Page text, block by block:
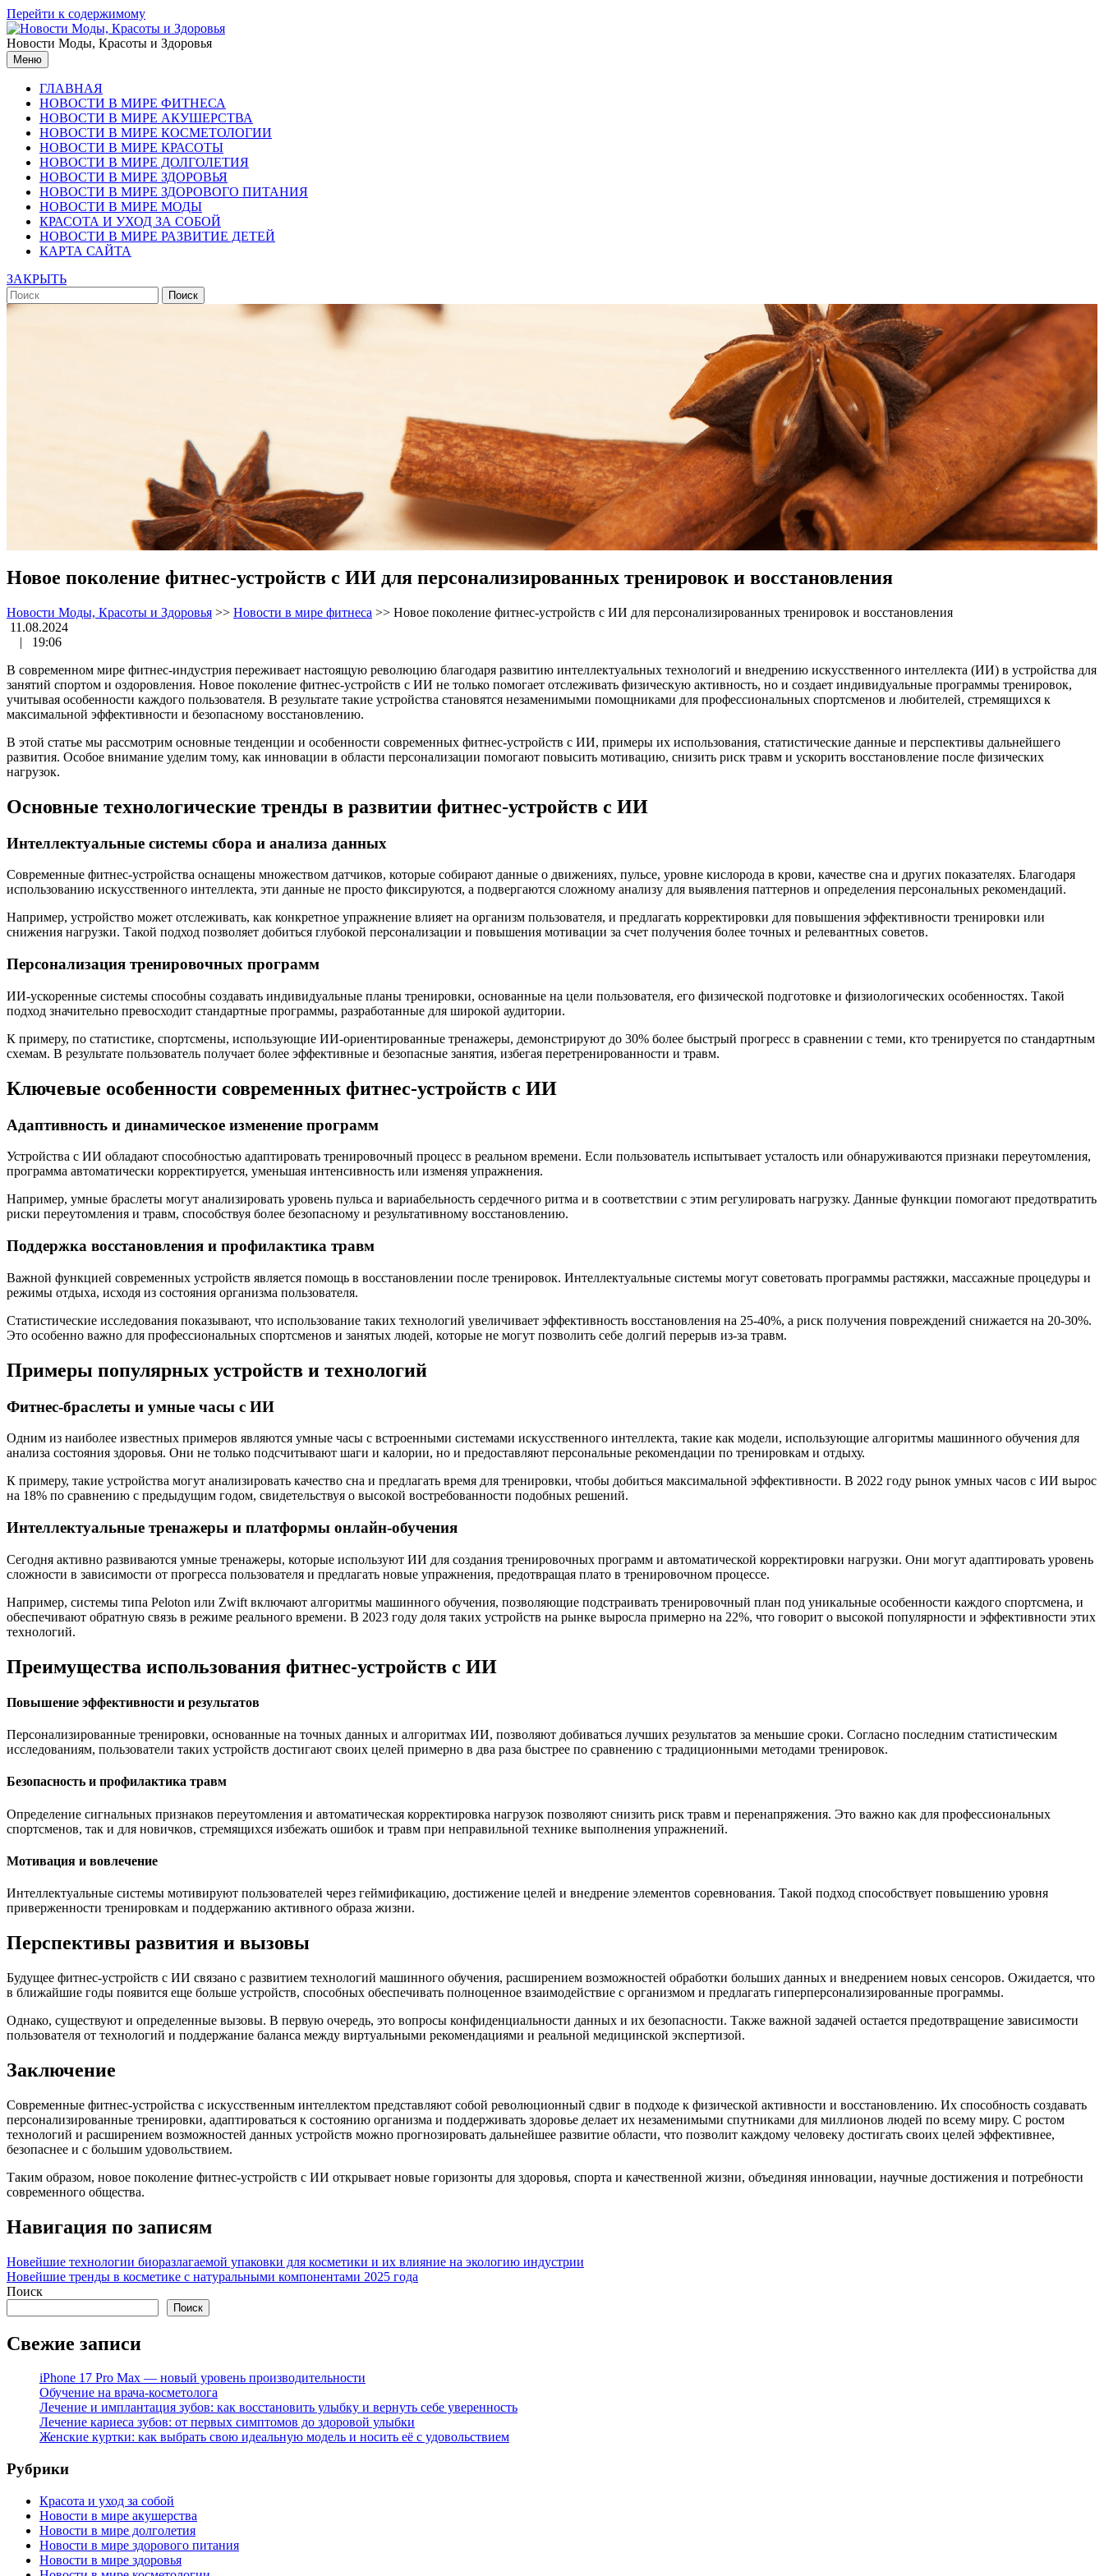
Перейти к содержимому
Новости Моды, Красоты и Здоровья
Меню
ГЛАВНАЯ
НОВОСТИ В МИРЕ ФИТНЕСА
НОВОСТИ В МИРЕ АКУШЕРСТВА
НОВОСТИ В МИРЕ КОСМЕТОЛОГИИ
НОВОСТИ В МИРЕ КРАСОТЫ
НОВОСТИ В МИРЕ ДОЛГОЛЕТИЯ
НОВОСТИ В МИРЕ ЗДОРОВЬЯ
НОВОСТИ В МИРЕ ЗДОРОВОГО ПИТАНИЯ
НОВОСТИ В МИРЕ МОДЫ
КРАСОТА И УХОД ЗА СОБОЙ
НОВОСТИ В МИРЕ РАЗВИТИЕ ДЕТЕЙ
КАРТА САЙТА
ЗАКРЫТЬ
Новое поколение фитнес-устройств с ИИ для персонализированных тренировок и восстановления
Новости Моды, Красоты и Здоровья >> Новости в мире фитнеса >> Новое поколение фитнес-устройств с ИИ для персонализированных тренировок и восстановления
11.08.2024
|
19:06
В современном мире фитнес-индустрия переживает настоящую революцию благодаря развитию интеллектуальных технологий и внедрению искусственного интеллекта (ИИ) в устройства для
занятий спортом и оздоровления. Новое поколение фитнес-устройств с ИИ не только помогает отслеживать физическую активность, но и создает индивидуальные программы тренировок,
учитывая особенности каждого пользователя. В результате такие устройства становятся незаменимыми помощниками для профессиональных спортсменов и любителей, стремящихся к
максимальной эффективности и безопасному восстановлению.
В этой статье мы рассмотрим основные тенденции и особенности современных фитнес-устройств с ИИ, примеры их использования, статистические данные и перспективы дальнейшего
развития. Особое внимание уделим тому, как инновации в области персонализации помогают повысить мотивацию, снизить риск травм и ускорить восстановление после физических
нагрузок.
Основные технологические тренды в развитии фитнес-устройств с ИИ
Интеллектуальные системы сбора и анализа данных
Современные фитнес-устройства оснащены множеством датчиков, которые собирают данные о движениях, пульсе, уровне кислорода в крови, качестве сна и других показателях. Благодаря
использованию искусственного интеллекта, эти данные не просто фиксируются, а подвергаются сложному анализу для выявления паттернов и определения персональных рекомендаций.
Например, устройство может отслеживать, как конкретное упражнение влияет на организм пользователя, и предлагать корректировки для повышения эффективности тренировки или
снижения нагрузки. Такой подход позволяет добиться глубокой персонализации и повышения мотивации за счет получения более точных и релевантных советов.
Персонализация тренировочных программ
ИИ-ускоренные системы способны создавать индивидуальные планы тренировки, основанные на цели пользователя, его физической подготовке и физиологических особенностях. Такой
подход значительно превосходит стандартные программы, разработанные для широкой аудитории.
К примеру, по статистике, спортсмены, использующие ИИ-ориентированные тренажеры, демонстрируют до 30% более быстрый прогресс в сравнении с теми, кто тренируется по стандартным
схемам. В результате пользователь получает более эффективные и безопасные занятия, избегая перетренированности и травм.
Ключевые особенности современных фитнес-устройств с ИИ
Адаптивность и динамическое изменение программ
Устройства с ИИ обладают способностью адаптировать тренировочный процесс в реальном времени. Если пользователь испытывает усталость или обнаруживаются признаки переутомления,
программа автоматически корректируется, уменьшая интенсивность или изменяя упражнения.
Например, умные браслеты могут анализировать уровень пульса и вариабельность сердечного ритма и в соответствии с этим регулировать нагрузку. Данные функции помогают предотвратить
риски переутомления и травм, способствуя более безопасному и результативному восстановлению.
Поддержка восстановления и профилактика травм
Важной функцией современных устройств является помощь в восстановлении после тренировок. Интеллектуальные системы могут советовать программы растяжки, массажные процедуры и
режимы отдыха, исходя из состояния организма пользователя.
Статистические исследования показывают, что использование таких технологий увеличивает эффективность восстановления на 25-40%, а риск получения повреждений снижается на 20-30%.
Это особенно важно для профессиональных спортсменов и занятых людей, которые не могут позволить себе долгий перерыв из-за травм.
Примеры популярных устройств и технологий
Фитнес-браслеты и умные часы с ИИ
Одним из наиболее известных примеров являются умные часы с встроенными системами искусственного интеллекта, такие как модели, использующие алгоритмы машинного обучения для
анализа состояния здоровья. Они не только подсчитывают шаги и калории, но и предоставляют персональные рекомендации по тренировкам и отдыху.
К примеру, такие устройства могут анализировать качество сна и предлагать время для тренировки, чтобы добиться максимальной эффективности. В 2022 году рынок умных часов с ИИ вырос
на 18% по сравнению с предыдущим годом, свидетельствуя о высокой востребованности подобных решений.
Интеллектуальные тренажеры и платформы онлайн-обучения
Сегодня активно развиваются умные тренажеры, которые используют ИИ для создания тренировочных программ и автоматической корректировки нагрузки. Они могут адаптировать уровень
сложности в зависимости от прогресса пользователя и предлагать новые упражнения, предотвращая плато в тренировочном процессе.
Например, системы типа Peloton или Zwift включают алгоритмы машинного обучения, позволяющие подстраивать тренировочный план под уникальные особенности каждого спортсмена, и
обеспечивают обратную связь в режиме реального времени. В 2023 году доля таких устройств на рынке выросла примерно на 22%, что говорит о высокой популярности и эффективности этих
технологий.
Преимущества использования фитнес-устройств с ИИ
Повышение эффективности и результатов
Персонализированные тренировки, основанные на точных данных и алгоритмах ИИ, позволяют добиваться лучших результатов за меньшие сроки. Согласно последним статистическим
исследованиям, пользователи таких устройств достигают своих целей примерно в два раза быстрее по сравнению с традиционными методами тренировок.
Безопасность и профилактика травм
Определение сигнальных признаков переутомления и автоматическая корректировка нагрузок позволяют снизить риск травм и перенапряжения. Это важно как для профессиональных
спортсменов, так и для новичков, стремящихся избежать ошибок и травм при неправильной технике выполнения упражнений.
Мотивация и вовлечение
Интеллектуальные системы мотивируют пользователей через геймификацию, достижение целей и внедрение элементов соревнования. Такой подход способствует повышению уровня
приверженности тренировкам и поддержанию активного образа жизни.
Перспективы развития и вызовы
Будущее фитнес-устройств с ИИ связано с развитием технологий машинного обучения, расширением возможностей обработки больших данных и внедрением новых сенсоров. Ожидается, что
в ближайшие годы появится еще больше устройств, способных обеспечивать полноценное взаимодействие с организмом и предлагать гиперперсонализированные программы.
Однако, существуют и определенные вызовы. В первую очередь, это вопросы конфиденциальности данных и их безопасности. Также важной задачей остается предотвращение зависимости
пользователя от технологий и поддержание баланса между виртуальными рекомендациями и реальной медицинской экспертизой.
Заключение
Современные фитнес-устройства с искусственным интеллектом представляют собой революционный сдвиг в подходе к физической активности и восстановлению. Их способность создавать
персонализированные тренировки, адаптироваться к состоянию организма и поддерживать здоровье делает их незаменимыми спутниками для миллионов людей по всему миру. С ростом
технологий и расширением возможностей данных устройств можно прогнозировать дальнейшее развитие области, что позволит каждому человеку достигать своих целей эффективнее,
безопаснее и с большим удовольствием.
Таким образом, новое поколение фитнес-устройств с ИИ открывает новые горизонты для здоровья, спорта и качественной жизни, объединяя инновации, научные достижения и потребности
современного общества.
Навигация по записям
Новейшие технологии биоразлагаемой упаковки для косметики и их влияние на экологию индустрии
Новейшие тренды в косметике с натуральными компонентами 2025 года
Поиск
Поиск
Свежие записи
iPhone 17 Pro Max — новый уровень производительности
Обучение на врача-косметолога
Лечение и имплантация зубов: как восстановить улыбку и вернуть себе уверенность
Лечение кариеса зубов: от первых симптомов до здоровой улыбки
Женские куртки: как выбрать свою идеальную модель и носить её с удовольствием
Рубрики
Красота и уход за собой
Новости в мире акушерства
Новости в мире долголетия
Новости в мире здорового питания
Новости в мире здоровья